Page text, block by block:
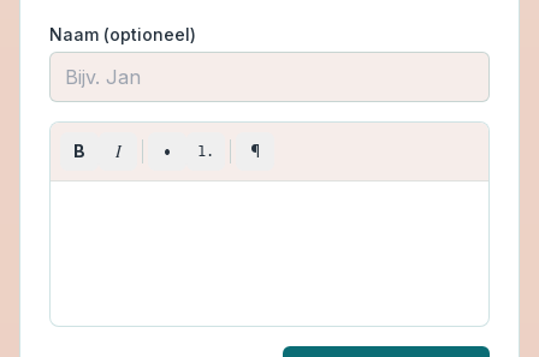
Naam (optioneel)
B I • 1. ¶